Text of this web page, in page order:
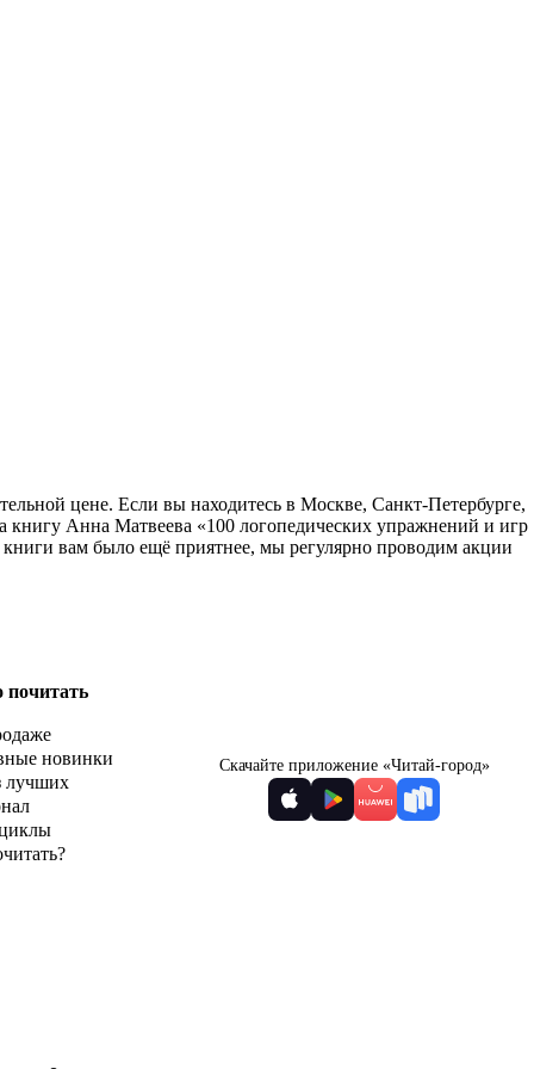
цене. Если вы находитесь в Москве, Санкт-Петербурге,
Анна Матвеева «100 логопедических упражнений и игр
вам было ещё приятнее, мы регулярно проводим акции
почитать
новинки
лучших
Скачайте приложение «Читай-город»